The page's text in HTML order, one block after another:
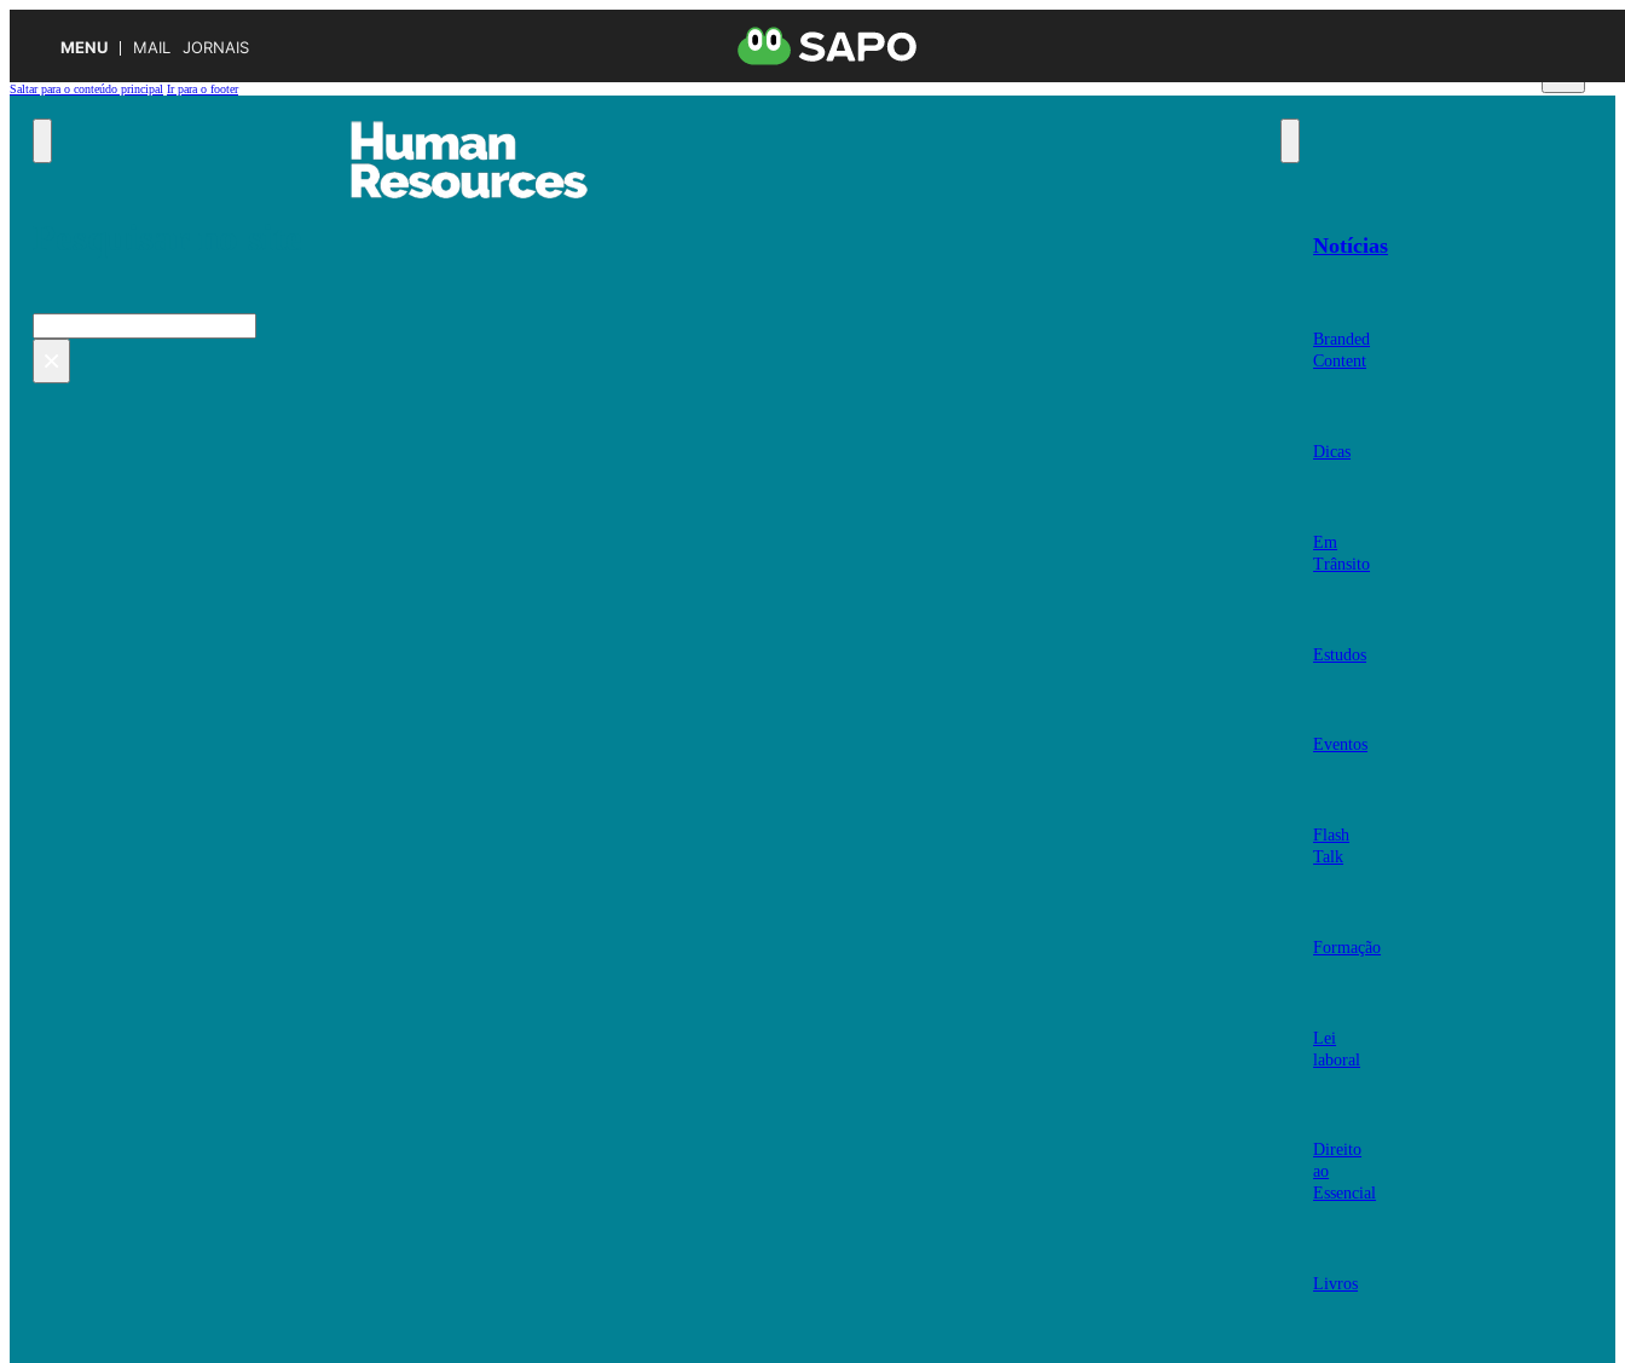
MENU MAIL JORNAIS
Saltar para o conteúdo principal Ir para o footer
Pesquisar
Notícias
Branded
Content
Dicas
Em
Trânsito
Estudos
Eventos
Flash
Talk
Formação
Lei
laboral
Direito
ao
Essencial
Livros